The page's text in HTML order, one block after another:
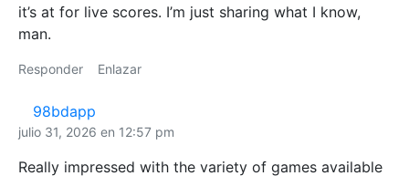
it’s at for live scores. I’m just sharing what I know,
man.
Responder Enlazar
98bdapp
julio 31, 2026 en 12:57 pm
Really impressed with the variety of games available